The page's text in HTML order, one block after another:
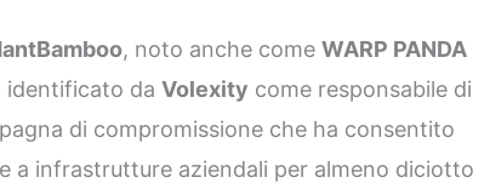
, noto anche comeWARP PANDA
identificato daVolexity come responsabile di
di compromissione che ha consentito
a infrastrutture aziendali per almeno diciotto